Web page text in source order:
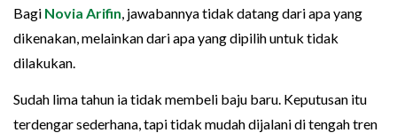
Bagi Novia Arifin , jawabannya tidak datang dari apa yang
dikenakan, melainkan dari apa yang dipilih untuk tidak
dilakukan.
Sudah lima tahun ia tidak membeli baju baru. Keputusan itu
terdengar sederhana, tapi tidak mudah dijalani di tengah tren